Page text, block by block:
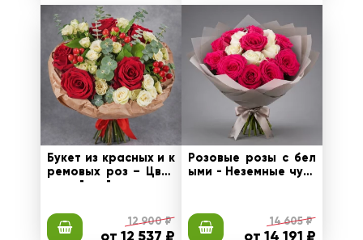
Букет из красных и к
ремовых роз – Цвет
очный рай
12 900 ₽
от 12 537 ₽
Розовые розы с бел
ыми - Неземные чувс
14 605 ₽
от 14 191 ₽